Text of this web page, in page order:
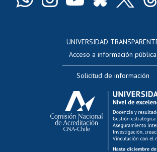
Docentes
Evaluación docente
Calificación académica
Postulación al AUCAI
Funcionarias/os
Cursos internos de
UNIVERSIDAD
Acceso a información pública
Solicitud de información